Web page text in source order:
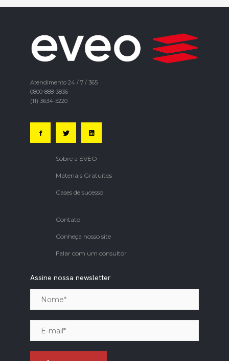
Atendimento 24 / 7 / 365
0800-888-3836
(11) 3634-5220
Sobre a EVEO
Materiais Gratuitos
Cases de sucesso
Contato
Conheça nosso site
Falar com um consultor
Assine nossa newsletter